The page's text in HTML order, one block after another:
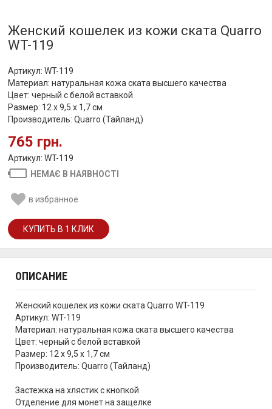
Женский кошелек из кожи ската Quarro
WT-119
Артикул: WT-119
Материал: натуральная кожа ската высшего качества
Цвет: черный с белой вставкой
Размер: 12 х 9,5 х 1,7 см
Производитель: Quarro (Тайланд)
765 грн.
Артикул: WT-119
НЕМАЄ В НАЯВНОСТІ
в избранное
ОПИСАНИЕ
Женский кошелек из кожи ската Quarro WT-119
Артикул: WT-119
Материал: натуральная кожа ската высшего качества
Цвет: черный с белой вставкой
Размер: 12 х 9,5 х 1,7 см
Производитель: Quarro (Тайланд)
Застежка на хлястик с кнопкой
Отделение для монет на защелке